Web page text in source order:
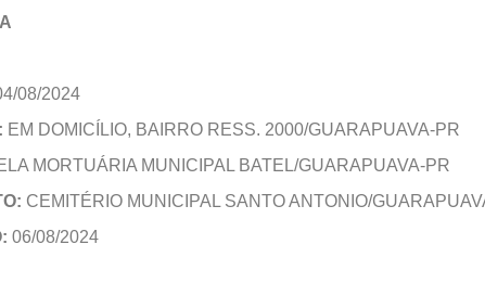
08/2024
EM DOMICÍLIO, BAIRRO RESS. 2000/GUARAPUAVA-PR
MORTUÁRIA MUNICIPAL BATEL/GUARAPUAVA-PR
CEMITÉRIO MUNICIPAL SANTO ANTONIO/
06/08/2024